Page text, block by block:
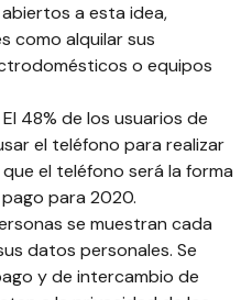
a esta idea,
como alquilar sus
o equipos
El 48% de los usuarios de
el teléfono para realizar
el teléfono será la forma
para 2020.
se muestran cada
datos personales. Se
y de intercambio de